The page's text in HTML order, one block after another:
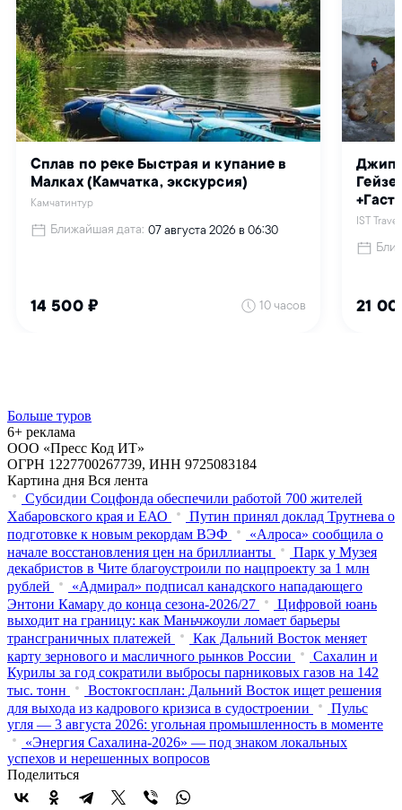
Больше туров
6+ реклама
ООО «Пресс Код ИТ»
ОГРН 1227700267739, ИНН 9725083184
Картина дня Вся лента
Субсидии Соцфонда обеспечили работой 700 жителей
Хабаровского края и ЕАО
Путин принял доклад Трутнева о
подготовке к новым рекордам ВЭФ
«Алроса» сообщила о
начале восстановления цен на бриллианты
Парк у Музея
декабристов в Чите благоустроили по нацпроекту за 1 млн
рублей
«Адмирал» подписал канадского нападающего
Энтони Камару до конца сезона-2026/27
Цифровой юань
выходит на границу: как Маньчжоули ломает барьеры
трансграничных платежей
Как Дальний Восток меняет
карту зернового и масличного рынков России
Сахалин и
Курилы за год сократили выбросы парниковых газов на 142
тыс. тонн
Востокгосплан: Дальний Восток ищет решения
для выхода из кадрового кризиса в судостроении
Пульс
угля — 3 августа 2026: угольная промышленность в моменте
«Энергия Сахалина-2026» — под знаком локальных
успехов и нерешенных вопросов
Поделиться